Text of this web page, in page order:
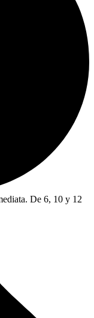
De 6, 10 y 12